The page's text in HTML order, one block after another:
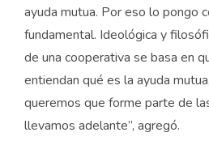
ayuda mutua. Por eso lo pongo
fundamental. Ideológica y
de una cooperativa se basa en
entiendan qué es la ayuda
queremos que forme parte de
llevamos adelante”, agregó.